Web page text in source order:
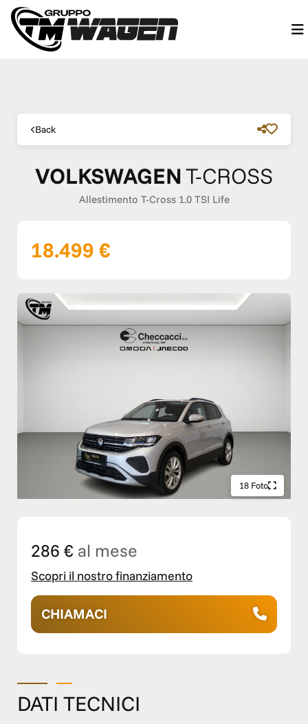
Back
VOLKSWAGENT-CROSS
Allestimento T-Cross 1.0 TSI Life
18.499 €
18 Foto
286 € al mese
Scopri il nostro finanziamento
CHIAMACI
DATI TECNICI